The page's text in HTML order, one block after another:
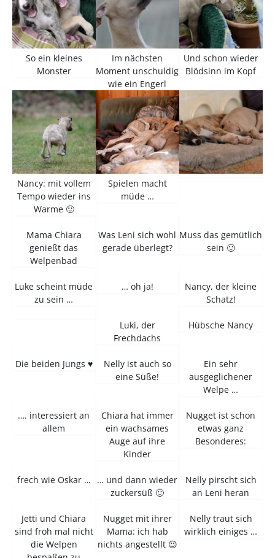
So ein kleines
Monster
Im nächsten
Moment unschuldig
wie ein Engerl
Und schon wieder
Blödsinn im Kopf
Nancy: mit vollem
Tempo wieder ins
Warme 🙂
Spielen macht
müde …
Mama Chiara
genießt das
Welpenbad
Was Leni sich wohl
gerade überlegt?
Muss das gemütlich
sein 🙂
Luke scheint müde
zu sein …
… oh ja!
Nancy, der kleine
Schatz!
Luki, der
Frechdachs
Hübsche Nancy
Die beiden Jungs ♥
Nelly ist auch so
eine Süße!
Ein sehr
ausgeglichener
Welpe …
…. interessiert an
allem
Chiara hat immer
ein wachsames
Auge auf ihre
Kinder
Nugget ist schon
etwas ganz
Besonderes:
frech wie Oskar …
… und dann wieder
zuckersüß 🙂
Nelly pirscht sich
an Leni heran
Jetti und Chiara
sind froh mal nicht
die Welpen
Nugget mit ihrer
Mama: ich hab
nichts angestellt 😉
Nelly traut sich
wirklich einiges …